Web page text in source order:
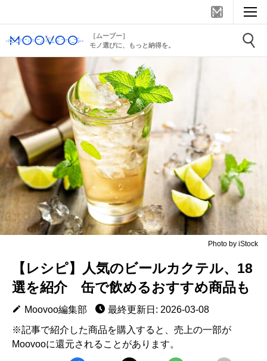
［ムーブー］
モノ選びに、もっと納得を。
Photo by iStock
【レシピ】人気のビールカクテル、18
選を紹介 缶で飲めるおすすめ商品も
Moovoo編集部
最終更新日: 2026-03-08
※記事で紹介した商品を購入すると、売上の一部が
Moovooに還元されることがあります。